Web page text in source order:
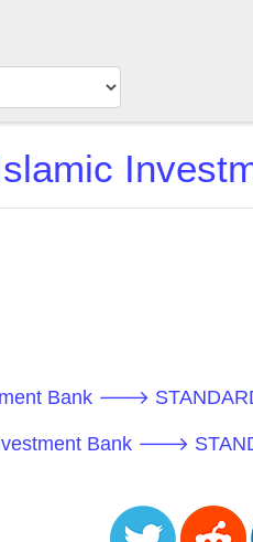
Bank 🡒
Bank 🡒